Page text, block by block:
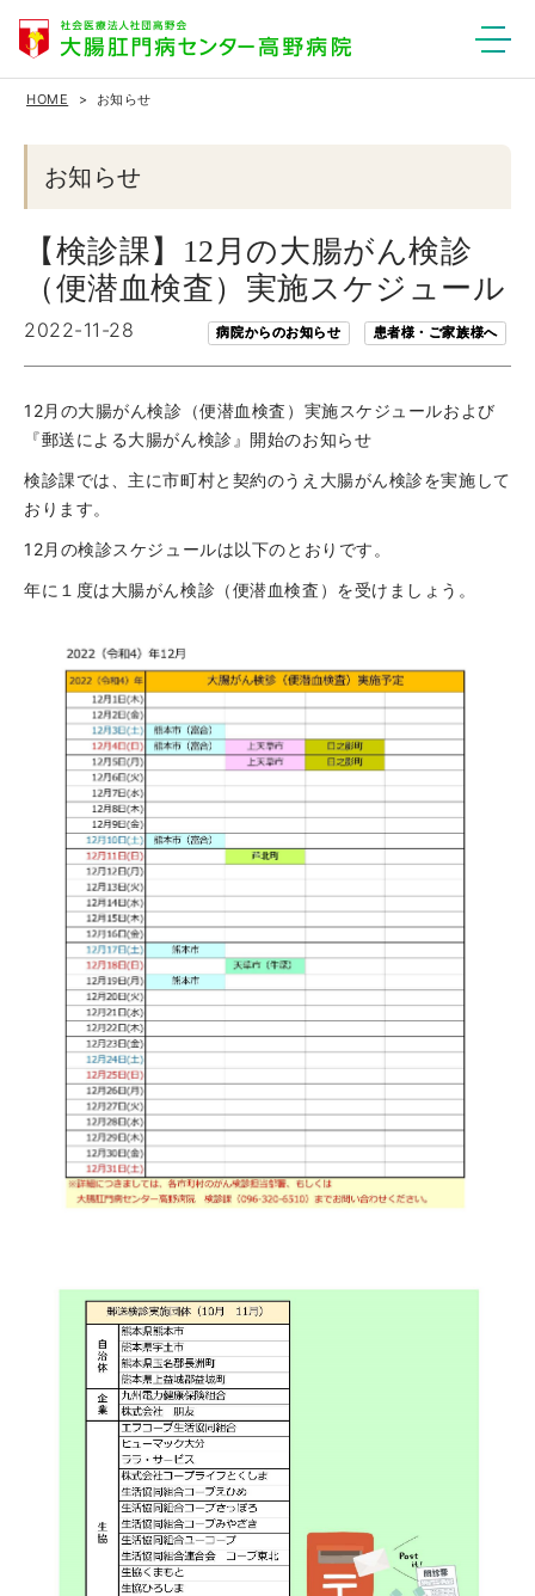
HOME お知らせ
お知らせ
【検診課】12月の大腸がん検診
（便潜血検査）実施スケジュール
2022-11-28 病院からのお知らせ 患者様・ご家族様へ
12月の大腸がん検診（便潜血検査）実施スケジュールおよび
『郵送による大腸がん検診』開始のお知らせ
検診課では、主に市町村と契約のうえ大腸がん検診を実施して
おります。
12月の検診スケジュールは以下のとおりです。
年に１度は大腸がん検診（便潜血検査）を受けましょう。